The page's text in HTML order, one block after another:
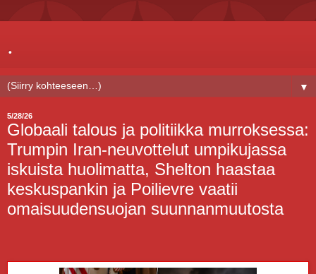
.
▼
5/28/26
Globaali talous ja politiikka murroksessa:
Trumpin Iran-neuvottelut umpikujassa
iskuista huolimatta, Shelton haastaa
keskuspankin ja Poilievre vaatii
omaisuudensuojan suunnanmuutosta